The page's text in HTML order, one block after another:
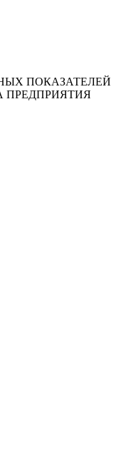
ПОКАЗАТЕЛЕЙ
ПРЕДПРИЯТИЯ